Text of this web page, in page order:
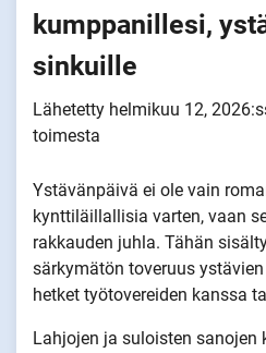
kumppanillesi,
sinkuille
Lähetetty helmikuu 12, 2026
toimesta
Ystävänpäivä ei ole vain
kynttiläillallisia varten, vaan
rakkauden juhla. Tähän
särkymätön toveruus
hetket työtovereiden kanssa
Lahjojen ja suloisten sanojen